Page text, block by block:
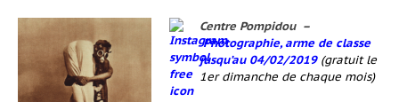
Centre Pompidou –
Photographie, arme de classe
jusqu’au 04/02/2019 (gratuit le
1er dimanche de chaque mois)